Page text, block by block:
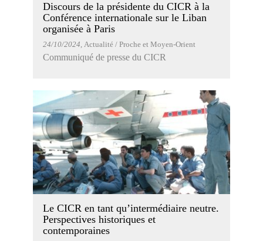
Discours de la présidente du CICR à la
Conférence internationale sur le Liban
organisée à Paris
24/10/2024, Actualité / Proche et Moyen-Orient
Communiqué de presse du CICR
Le CICR en tant qu’intermédiaire neutre.
Perspectives historiques et
contemporaines